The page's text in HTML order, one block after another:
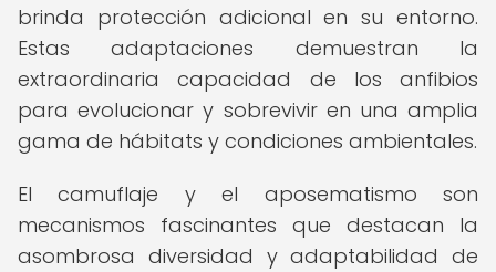
brinda protección adicional en su entorno.
Estas adaptaciones demuestran la
extraordinaria capacidad de los anfibios
para evolucionar y sobrevivir en una amplia
gama de hábitats y condiciones ambientales.
El camuflaje y el aposematismo son
mecanismos fascinantes que destacan la
asombrosa diversidad y adaptabilidad de